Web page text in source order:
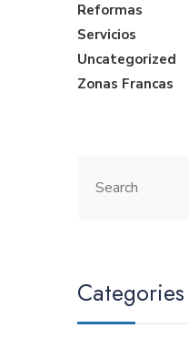
Reformas
Servicios
Uncategorized
Zonas Francas
Categories